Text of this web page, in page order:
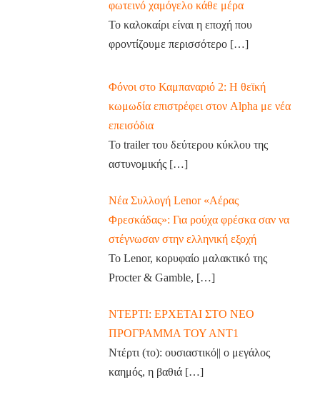
φωτεινό χαμόγελο κάθε μέρα
Το καλοκαίρι είναι η εποχή που
φροντίζουμε περισσότερο […]
Φόνοι στο Καμπαναριό 2: Η θεϊκή
κωμωδία επιστρέφει στον Alpha με νέα
επεισόδια
Το trailer του δεύτερου κύκλου της
αστυνομικής […]
Νέα Συλλογή Lenor «Αέρας
Φρεσκάδας»: Για ρούχα φρέσκα σαν να
στέγνωσαν στην ελληνική εξοχή
Το Lenor, κορυφαίο μαλακτικό της
Procter & Gamble, […]
ΝΤΕΡΤΙ: ΕΡΧΕΤΑΙ ΣΤΟ ΝΕΟ
ΠΡΟΓΡΑΜΜΑ ΤΟΥ ΑΝΤ1
Ντέρτι (το): ουσιαστικό|| ο μεγάλος
καημός, η βαθιά […]